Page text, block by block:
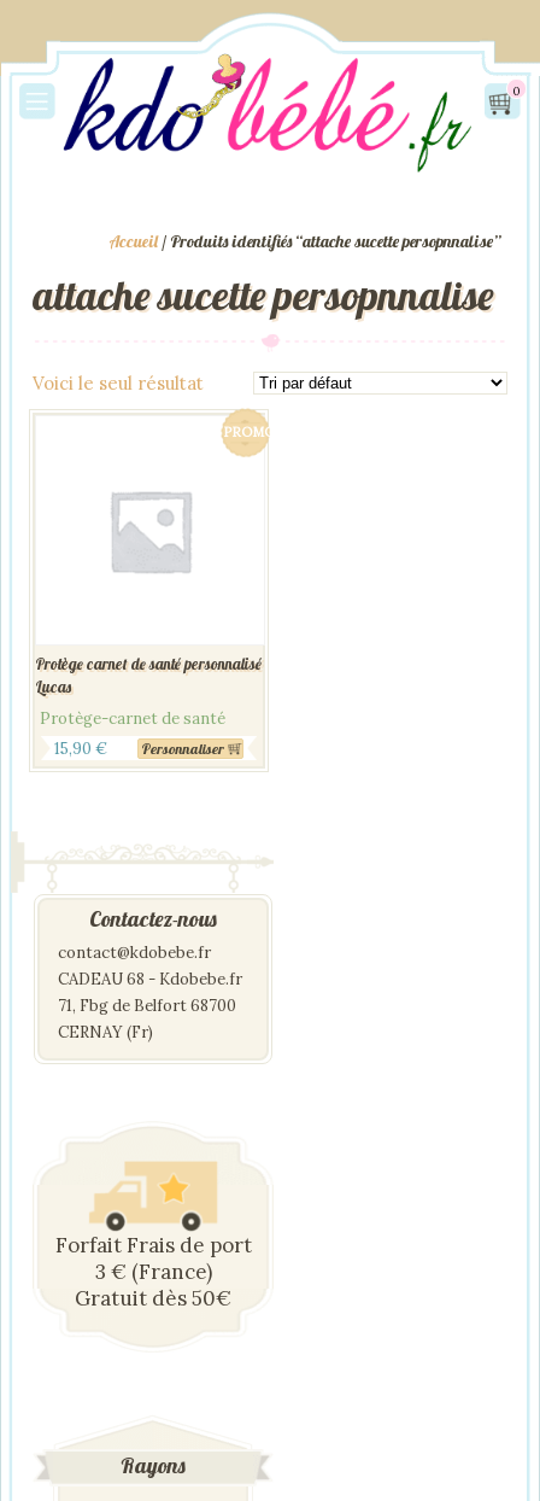
0
Accueil/ Produits identifiés “attache sucette persopnnalise”
attache sucette persopnnalise
Voici le seul résultat
PROMO !
Protège carnet de santé personnalisé
Lucas
Protège-carnet de santé
Le
prix
19,90 €.
15,90 €Le
prix
15,90 €.
Personnaliser
Contactez-nous
contact@kdobebe.fr
CADEAU 68 - Kdobebe.fr
71, Fbg de Belfort 68700
CERNAY (Fr)
Forfait Frais de port
3 € (France)
Gratuit dès 50€
Rayons